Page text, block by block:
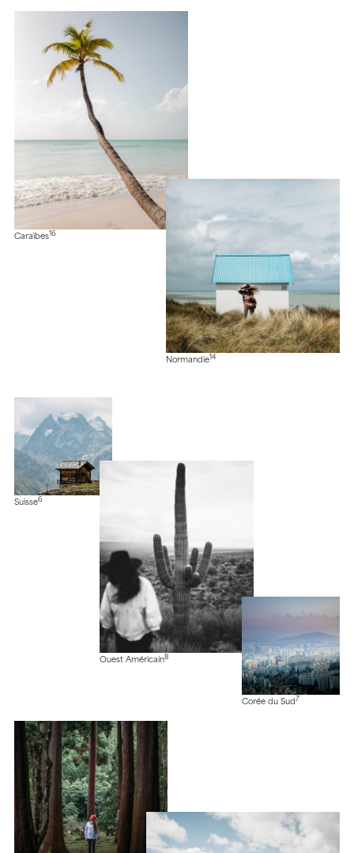
Caraïbes16
Normandie14
Suisse6
Ouest Américain8
Corée du Sud 7